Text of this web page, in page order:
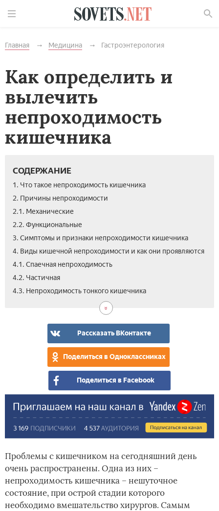
Главная Медицина Гастроэнтерология
Как определить и
вылечить
непроходимость
кишечника
СОДЕРЖАНИЕ
1. Что такое непроходимость кишечника
2. Причины непроходимости
2.1. Механические
2.2. Функциональные
3. Симптомы и признаки непроходимости кишечника
4. Виды кишечной непроходимости и как они проявляются
4.1. Спаечная непроходимость
4.2. Частичная
4.3. Непроходимость тонкого кишечника
Рассказать ВКонтакте
Поделиться в Одноклассниках
Поделиться в Facebook
Проблемы с кишечником на сегодняшний день
очень распространены. Одна из них –
непроходимость кишечника – нешуточное
состояние, при острой стадии которого
необходимо вмешательство хирургов. Самым